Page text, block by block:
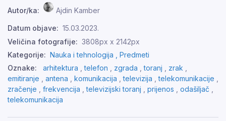
Autor/ka: Ajdin Kamber
Datum objave: 15.03.2023.
Veličina fotografije: 3808px x 2142px
Kategorije: Nauka i tehnologija , Predmeti
Oznake:
arhitektura ,telefon zgrada ,toranj zrak
emitiranje
antena komunikacija ,televizija ,telekomunikacije
zračenje
frekvencija ,televizijski toranj prijenos odašiljač
telekomunikacija